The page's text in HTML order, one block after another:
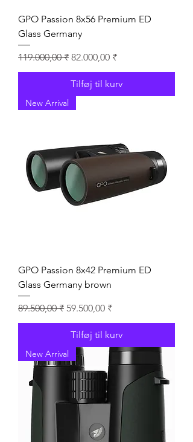
GPO Passion 8x56 Premium ED
Glass Germany
Regulær pris
119.000,00 ₹ Salgspris
82.000,00 ₹
Tilføj til kurv
New Arrival
GPO Passion 8x42 Premium ED
Glass Germany brown
Regulær pris
89.500,00 ₹ Salgspris
59.500,00 ₹
Tilføj til kurv
New Arrival